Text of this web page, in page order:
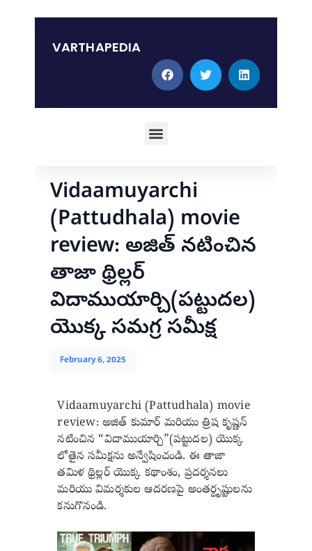
content
VARTHAPEDIA
Menu
Vidaamuyarchi
(Pattudhala) movie
review: అజిత్ నటించిన
తాజా థ్రిల్లర్
విదాముయార్చి(పట్టుదల)
యొక్క సమగ్ర సమీక్ష
February 6, 2025
Vidaamuyarchi (Pattudhala) movie
review: అజిత్ కుమార్ మరియు త్రిష కృష్ణన్
నటించిన “విదాముయార్చి”(పట్టుదల) యొక్క
లోతైన సమీక్షను అన్వేషించండి. ఈ తాజా
తమిళ థ్రిల్లర్ యొక్క కథాంశం, ప్రదర్శనలు
మరియు విమర్శకుల ఆదరణపై అంతర్దృష్టులను
కనుగొనండి.